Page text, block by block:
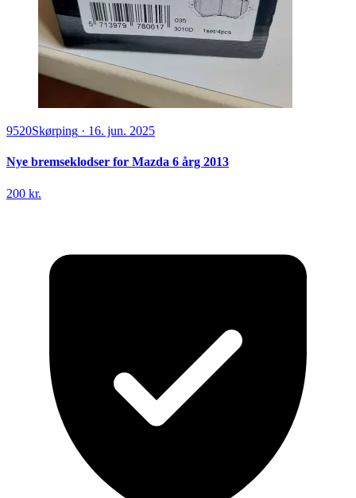
9520Skørping · 16. jun. 2025
Nye bremseklodser for Mazda 6 årg 2013
200 kr.